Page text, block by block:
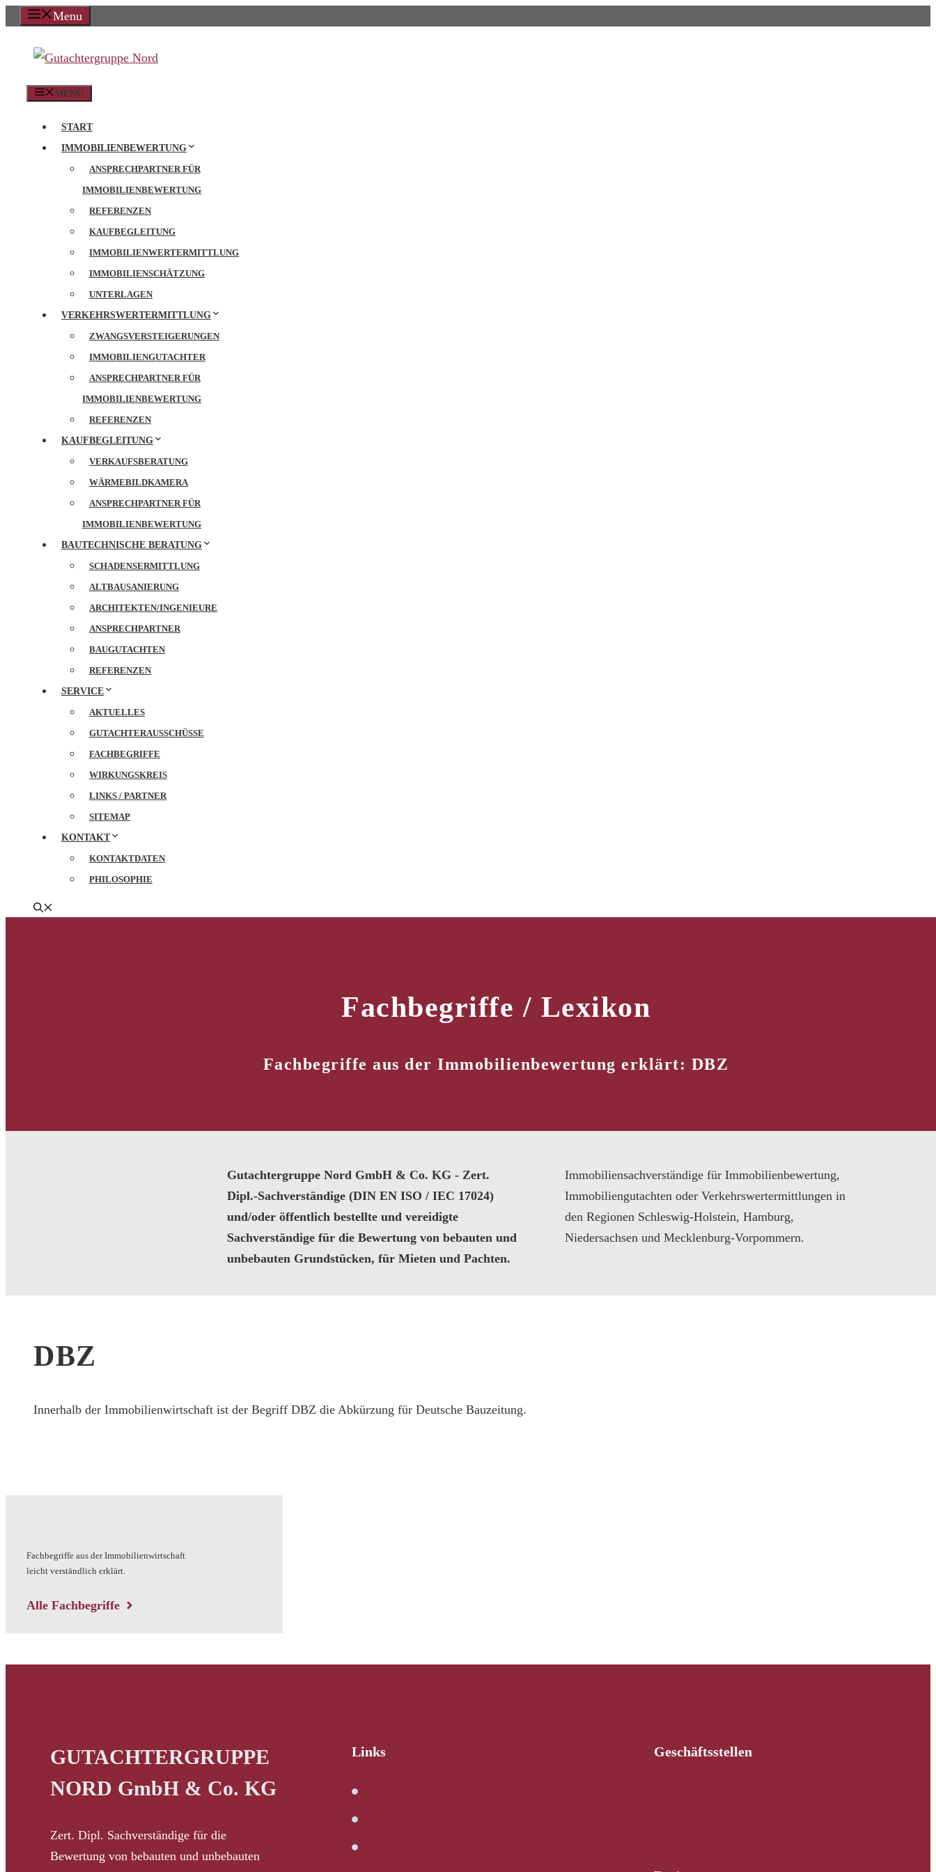
Zum
springen
Menu
MENÜ
START
IMMOBILIENBEWERTUNG
ANSPRECHPARTNER FÜR
IMMOBILIENBEWERTUNG
REFERENZEN
KAUFBEGLEITUNG
IMMOBILIENWERTERMITTLUNG
IMMOBILIENSCHÄTZUNG
UNTERLAGEN
VERKEHRSWERTERMITTLUNG
ZWANGSVERSTEIGERUNGEN
IMMOBILIENGUTACHTER
ANSPRECHPARTNER FÜR
IMMOBILIENBEWERTUNG
REFERENZEN
KAUFBEGLEITUNG
VERKAUFSBERATUNG
WÄRMEBILDKAMERA
ANSPRECHPARTNER FÜR
IMMOBILIENBEWERTUNG
BAUTECHNISCHE BERATUNG
SCHADENSERMITTLUNG
ALTBAUSANIERUNG
ARCHITEKTEN/INGENIEURE
ANSPRECHPARTNER
BAUGUTACHTEN
REFERENZEN
SERVICE
AKTUELLES
GUTACHTERAUSSCHÜSSE
FACHBEGRIFFE
WIRKUNGSKREIS
LINKS / PARTNER
SITEMAP
KONTAKT
KONTAKTDATEN
PHILOSOPHIE
Fachbegriffe / Lexikon
Fachbegriffe aus der Immobilienbewertung erklärt: DBZ
Gutachtergruppe Nord GmbH & Co. KG - Zert.
Dipl.-Sachverständige (DIN EN ISO / IEC 17024)
und/oder öffentlich bestellte und vereidigte
Sachverständige für die Bewertung von bebauten und
unbebauten Grundstücken, für Mieten und Pachten.
Immobiliensachverständige für Immobilienbewertung,
Immobiliengutachten oder Verkehrswertermittlungen in
den Regionen Schleswig-Holstein, Hamburg,
Niedersachsen und Mecklenburg-Vorpommern.
DBZ
Innerhalb der Immobilienwirtschaft ist der Begriff DBZ die Abkürzung für Deutsche Bauzeitung.
Fachbegriffe aus der Immobilienwirtschaft
leicht verständlich erklärt.
Alle Fachbegriffe
GUTACHTERGRUPPE
NORD GmbH & Co. KG
Zert. Dipl. Sachverständige für die
Bewertung von bebauten und unbebauten
Links Geschäftsstellen